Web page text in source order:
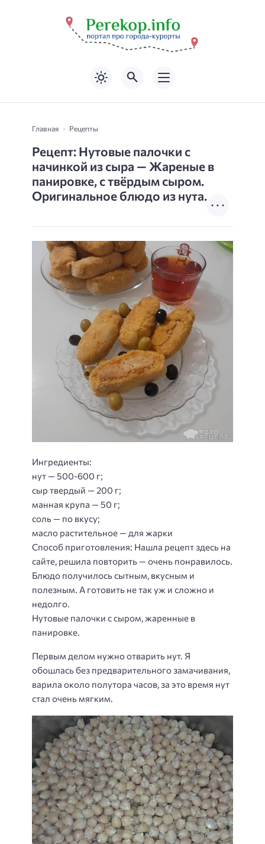
Главная Рецепты
Рецепт: Нутовые палочки с
начинкой из сыра — Жареные в
панировке, с твёрдым сыром.
Оригинальное блюдо из нута.
Ингредиенты:
нут — 500-600 г;
сыр твердый — 200 г;
манная крупа — 50 г;
соль — по вкусу;
масло растительное — для жарки
Способ приготовления: Нашла рецепт здесь на
сайте, решила повторить — очень понравилось.
Блюдо получилось сытным, вкусным и
полезным. А готовить не так уж и сложно и
недолго.
Нутовые палочки с сыром, жаренные в
панировке.
Первым делом нужно отварить нут. Я
обошлась без предварительного замачивания,
варила около полутора часов, за это время нут
стал очень мягким.